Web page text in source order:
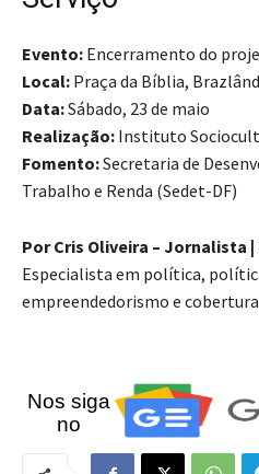
Evento: Encerramento do
Local: Praça da Bíblia,
Data:Sábado, 23 de maio
Realização: Instituto
Fomento:Secretaria de
Trabalho e Renda (Sedet-DF)
Por Cris Oliveira – Jornalista |
Especialista em política,
empreendedorismo e
Nos siga
no